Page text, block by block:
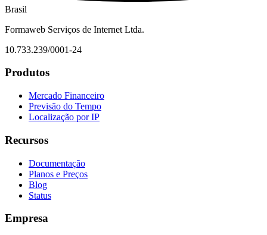
Brasil
Formaweb Serviços de Internet Ltda.
10.733.239/0001-24
Produtos
Mercado Financeiro
Previsão do Tempo
Localização por IP
Recursos
Documentação
Planos e Preços
Blog
Status
Empresa